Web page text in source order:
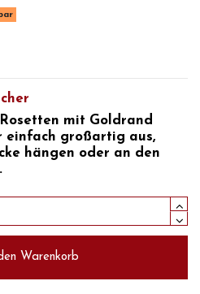
mit Goldrand
einfach großartig aus,
hängen oder an den
Warenkorb